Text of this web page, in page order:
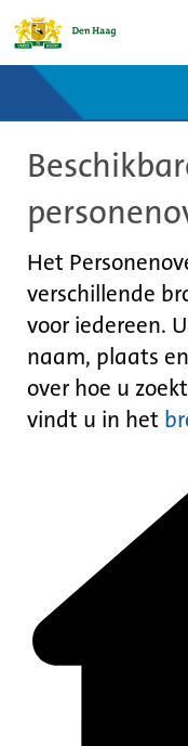
Ontdek de stad
De studiezaal
Bronnen en
Contact
Het
verschillende
voor iedereen.
naam, plaats
over hoe u
vindt u in het